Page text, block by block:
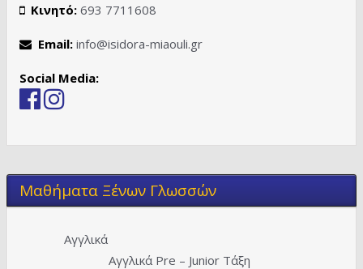
Κινητό: 693 7711608
Email: info@isidora-miaouli.gr
Social Media:
Μαθήματα Ξένων Γλωσσών
Αγγλικά
Αγγλικά Pre – Junior Τάξη